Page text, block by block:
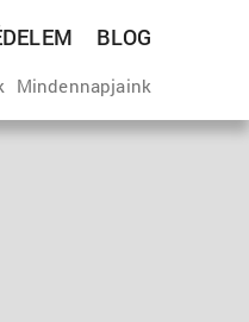
BLOG
Mindennapjaink